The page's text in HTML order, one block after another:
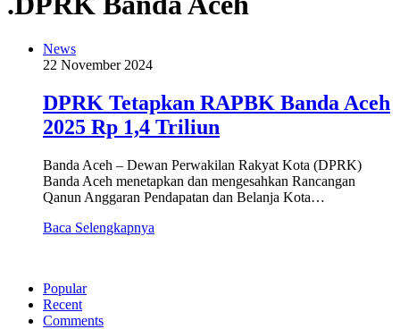
News
22 November 2024
DPRK Tetapkan RAPBK Banda Aceh
2025 Rp 1,4 Triliun
Banda Aceh – Dewan Perwakilan Rakyat Kota (DPRK)
Banda Aceh menetapkan dan mengesahkan Rancangan
Qanun Anggaran Pendapatan dan Belanja Kota…
Baca Selengkapnya
Popular
Recent
Comments